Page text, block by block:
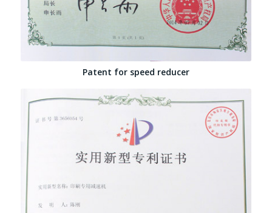
Patent for speed reducer